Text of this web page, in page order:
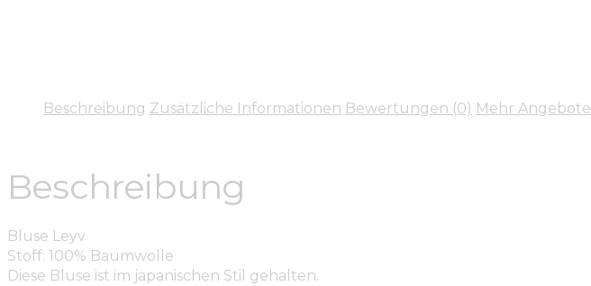
Beschreibung Zusätzliche Informationen Bewertungen (0) Mehr Angebote
Beschreibung
Bluse Leyv
Stoff: 100% Baumwolle
Diese Bluse ist im japanischen Stil gehalten.